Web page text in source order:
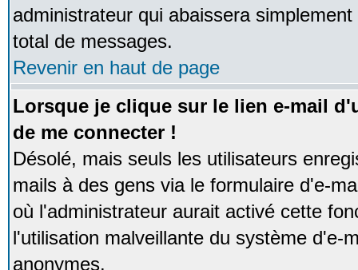
administrateur qui abaissera
total de messages.
Revenir en haut de page
Lorsque je clique sur le lien e-mail
de me connecter !
Désolé, mais seuls les utilisateurs
mails à des gens via le formulaire d'e-
où l'administrateur aurait activé cette
l'utilisation malveillante du système d'e-
anonymes.